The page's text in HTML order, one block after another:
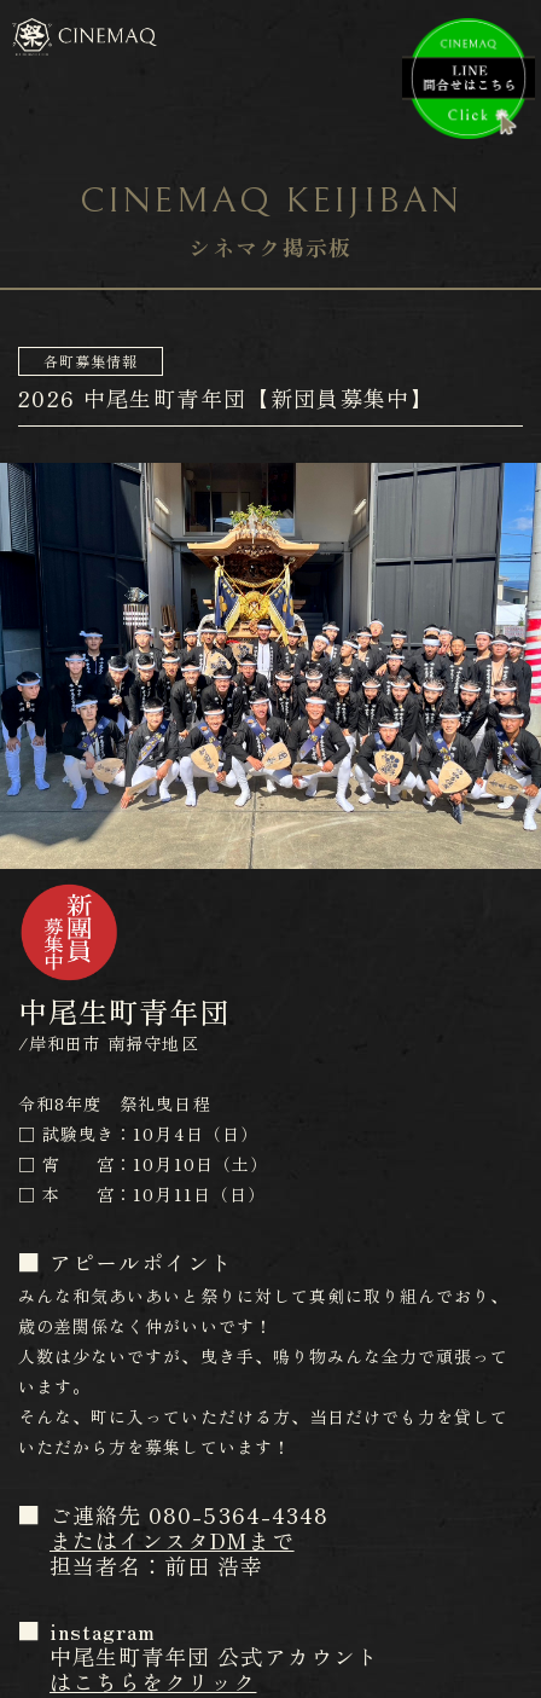
CINEMAQ KEIJIBAN
シネマク掲示板
各町募集情報
2026 中尾生町青年団【新団員募集中】
中尾生町青年団
/岸和田市 南掃守地区
令和8年度 祭礼曳日程
□ 試験曳き：10月4日（日）
□ 宵 宮：10月10日（土）
□ 本 宮：10月11日（日）
アピールポイント
みんな和気あいあいと祭りに対して真剣に取り組んでおり、
歳の差関係なく仲がいいです！
人数は少ないですが、曳き手、鳴り物みんな全力で頑張って
います。
そんな、町に入っていただける方、当日だけでも力を貸して
いただから方を募集しています！
ご連絡先 080-5364-4348
またはインスタDMまで
担当者名：前田 浩幸
instagram
中尾生町青年団 公式アカウント
はこちらをクリック